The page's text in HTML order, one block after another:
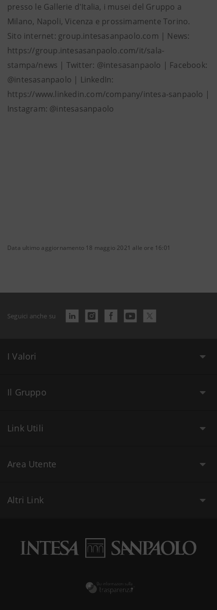
presso le Gallerie d'Italia, i musei del Gruppo a
Milano, Napoli, Vicenza e prossimamente Torino.
Sito internet: group.intesasanpaolo.com | News:
https://group.intesasanpaolo.com/it/sala-
stampa/news | Twitter: @intesasanpaolo | Facebook:
@intesasanpaolo | LinkedIn:
https://www.linkedin.com/company/intesa-sanpaolo |
Instagram: @intesasanpaolo
Data ultimo aggiornamento 18 maggio 2021 alle ore 16:01
Seguici anche su
I Valori
Il Gruppo
Link Utili
Area Utente
Altri Link